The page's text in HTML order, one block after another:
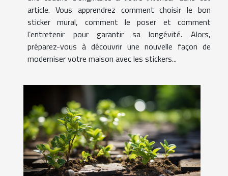
article. Vous apprendrez comment choisir le bon
sticker mural, comment le poser et comment
l’entretenir pour garantir sa longévité. Alors,
préparez-vous à découvrir une nouvelle façon de
moderniser votre maison avec les stickers...